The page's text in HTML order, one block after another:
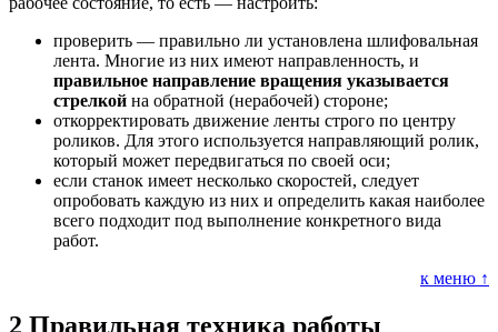
проверить — правильно ли установлена шлифовальная
лента. Многие из них имеют направленность, и
правильное направление вращения указывается
стрелкой на обратной (нерабочей) стороне;
откорректировать движение ленты строго по центру
роликов. Для этого используется направляющий ролик,
который может передвигаться по своей оси;
если станок имеет несколько скоростей, следует
опробовать каждую из них и определить какая наиболее
всего подходит под выполнение конкретного вида
работ.
к меню ↑
2 Правильная техника работы